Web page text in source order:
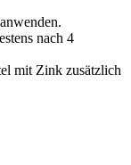
nach 4
mit Zink zusätzlich